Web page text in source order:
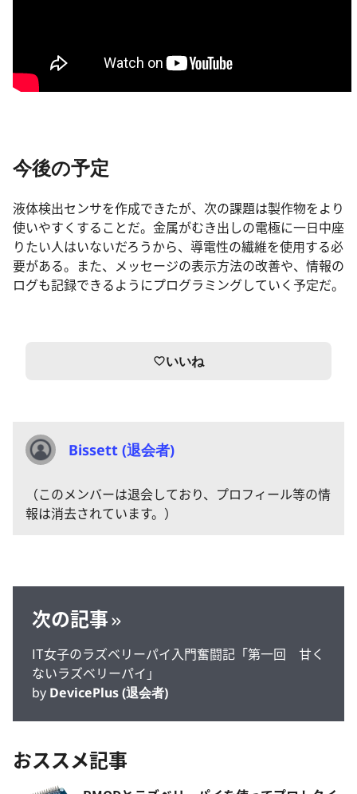
今後の予定
液体検出センサを作成できたが、次の課題は製作物をより
使いやすくすることだ。金属がむき出しの電極に一日中座
りたい人はいないだろうから、導電性の繊維を使用する必
要がある。また、メッセージの表示方法の改善や、情報の
ログも記録できるようにプログラミングしていく予定だ。
favorite_borderいいね
Bissett (退会者)
（このメンバーは退会しており、プロフィール等の情
報は消去されています。）
次の記事
IT女子のラズベリーパイ入門奮闘記「第一回 甘く
ないラズベリーパイ」
by DevicePlus (退会者)
おススメ記事